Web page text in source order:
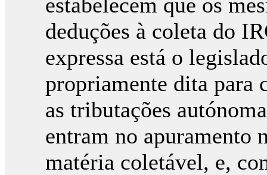
deduções à coleta do
expressa está o
propriamente dita para
as tributações
entram no apuramento
matéria coletável, e,